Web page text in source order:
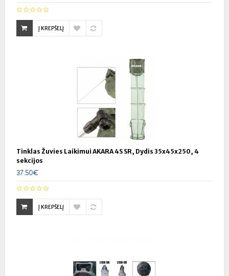
Į KREPŠELĮ
Tinklas Žuvies Laikimui AKARA 4S SR, Dydis 35x45x250, 4
sekcijos
37.50€
Į KREPŠELĮ